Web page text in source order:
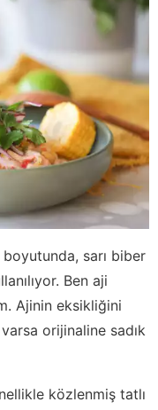
sarı biber
Ben aji
Ajinin eksikliğini
orijinaline sadık
közlenmiş tatlı